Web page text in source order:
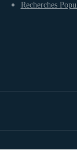
Recherches